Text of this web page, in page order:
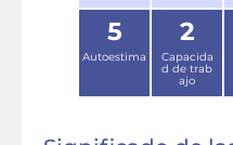
5
Autoestima
2
Capacida
d de trab
ajo